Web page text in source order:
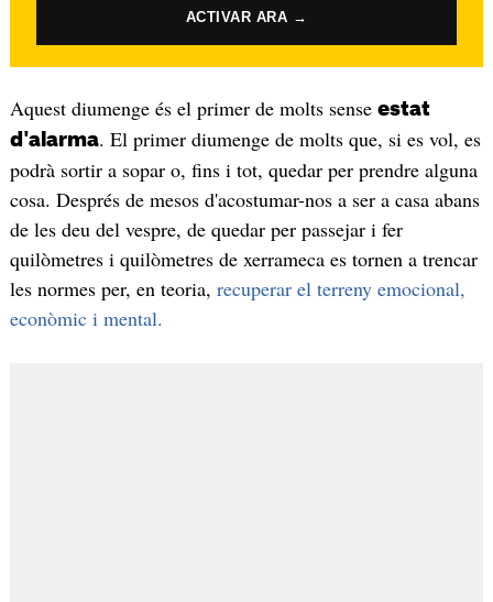
ACTIVAR ARA →
Aquest diumenge és el primer de molts sense estat
d'alarma. El primer diumenge de molts que, si es vol, es
podrà sortir a sopar o, fins i tot, quedar per prendre alguna
cosa. Després de mesos d'acostumar-nos a ser a casa abans
de les deu del vespre, de quedar per passejar i fer
quilòmetres i quilòmetres de xerrameca es tornen a trencar
les normes per, en teoria, recuperar el terreny emocional,
econòmic i mental.